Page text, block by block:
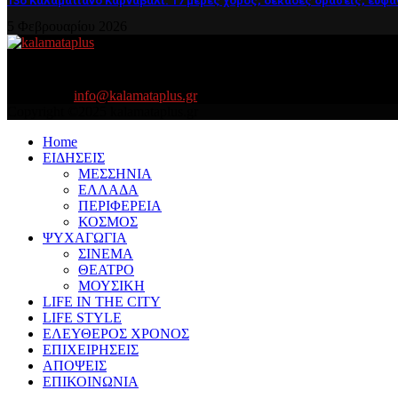
info@kalamataplus.gr
Home
ΕΙΔΗΣΕΙΣ
ΜΕΣΣΗΝΙΑ
ΕΛΛΑΔΑ
ΠΕΡΙΦΕΡΕΙΑ
ΚΟΣΜΟΣ
ΨΥΧΑΓΩΓΙΑ
ΣΙΝΕΜΑ
ΘΕΑΤΡΟ
ΜΟΥΣΙΚΗ
LIFE IN THE CITY
LIFE STYLE
ΕΛΕΥΘΕΡΟΣ ΧΡΟΝΟΣ
ΕΠΙΧΕΙΡΗΣΕΙΣ
ΑΠΟΨΕΙΣ
ΕΠΙΚΟΙΝΩΝΙΑ